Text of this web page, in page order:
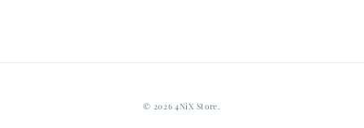
© 2026 4NiX Store.